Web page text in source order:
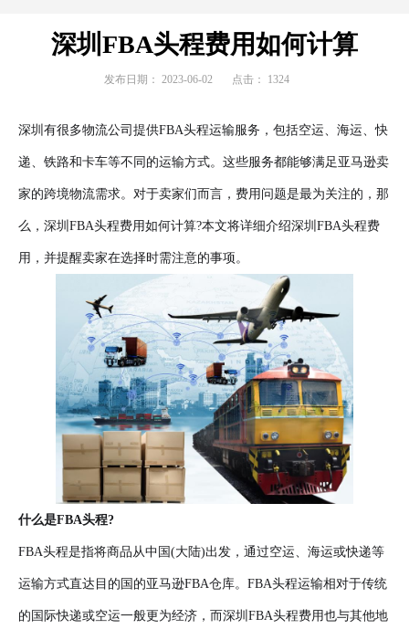
深圳FBA头程费用如何计算
发布日期： 2023-06-02 点击： 1324
深圳有很多物流公司提供FBA头程运输服务，包括空运、海运、快
递、铁路和卡车等不同的运输方式。这些服务都能够满足亚马逊卖
家的跨境物流需求。对于卖家们而言，费用问题是最为关注的，那
么，深圳FBA头程费用如何计算?本文将详细介绍深圳FBA头程费
用，并提醒卖家在选择时需注意的事项。
什么是FBA头程?
FBA头程是指将商品从中国(大陆)出发，通过空运、海运或快递等
运输方式直达目的国的亚马逊FBA仓库。FBA头程运输相对于传统
的国际快递或空运一般更为经济，而深圳FBA头程费用也与其他地